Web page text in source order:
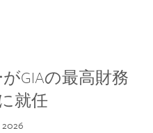
GIAの最高財務
就任